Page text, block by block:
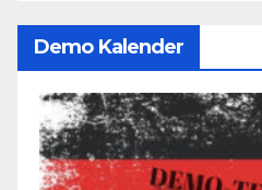
Demo Kalender